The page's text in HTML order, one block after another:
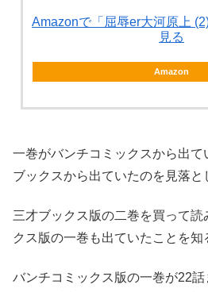
Amazonで「屈辱er大河原上
見る
Amazon
一巻がバンチコミックスから出
ブックスから出ていたのを見落と
三才ブックス版の二巻を買って
クス版の一巻も出ていたことを知
バンチコミックス版の一巻が22